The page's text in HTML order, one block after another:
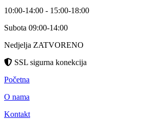
10:00-14:00 - 15:00-18:00
Subota 09:00-14:00
Nedjelja ZATVORENO
SSL sigurna konekcija
Početna
O nama
Kontakt